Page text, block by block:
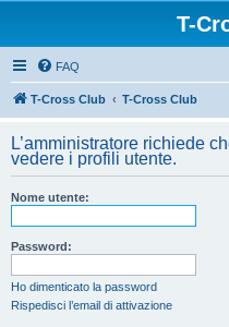
T-
FAQ
T-Cross Club T-Cross Club
L’amministratore richiede
vedere i profili utente.
Nome utente:
Password:
Ho dimenticato la password
Rispedisci l’email di attivazione